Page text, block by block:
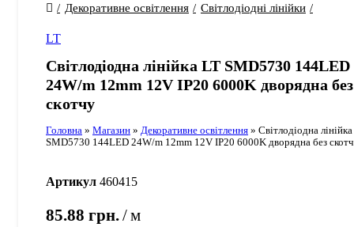
Декоративне освітлення Світлодіодні лінійки
LT
Світлодіодна лінійка LT SMD5730 144LED
24W/m 12mm 12V IP20 6000K дворядна без
скотчу
Головна » Магазин » Декоративне освітлення » Світлодіодна
SMD5730 144LED 24W/m 12mm 12V IP20 6000K дворядна без
Артикул 460415
85.88 грн. м